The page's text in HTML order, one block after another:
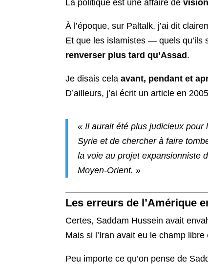
La politique est une affaire de
À l’époque, sur Paltalk, j’ai dit
Et que les islamistes — quels
renverser plus tard qu’Assad .
Je disais celaavant, pendant et
D’ailleurs, j’ai écrit un article en
« Il aurait été plus judicieux pour
Syrie et de chercher à faire
la voie au projet expansionniste
Moyen-Orient. »
Les erreurs de l’Amérique
Certes, Saddam Hussein avait
Mais si l’Iran avait eu le champ
Peu importe ce qu’on pense de